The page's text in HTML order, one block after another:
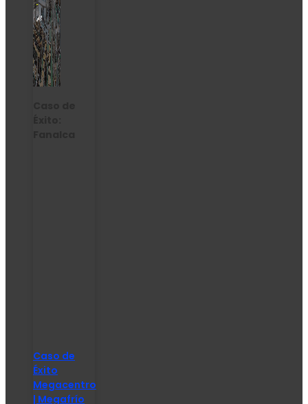
Caso de
Éxito
Megacentro
| Megafrío